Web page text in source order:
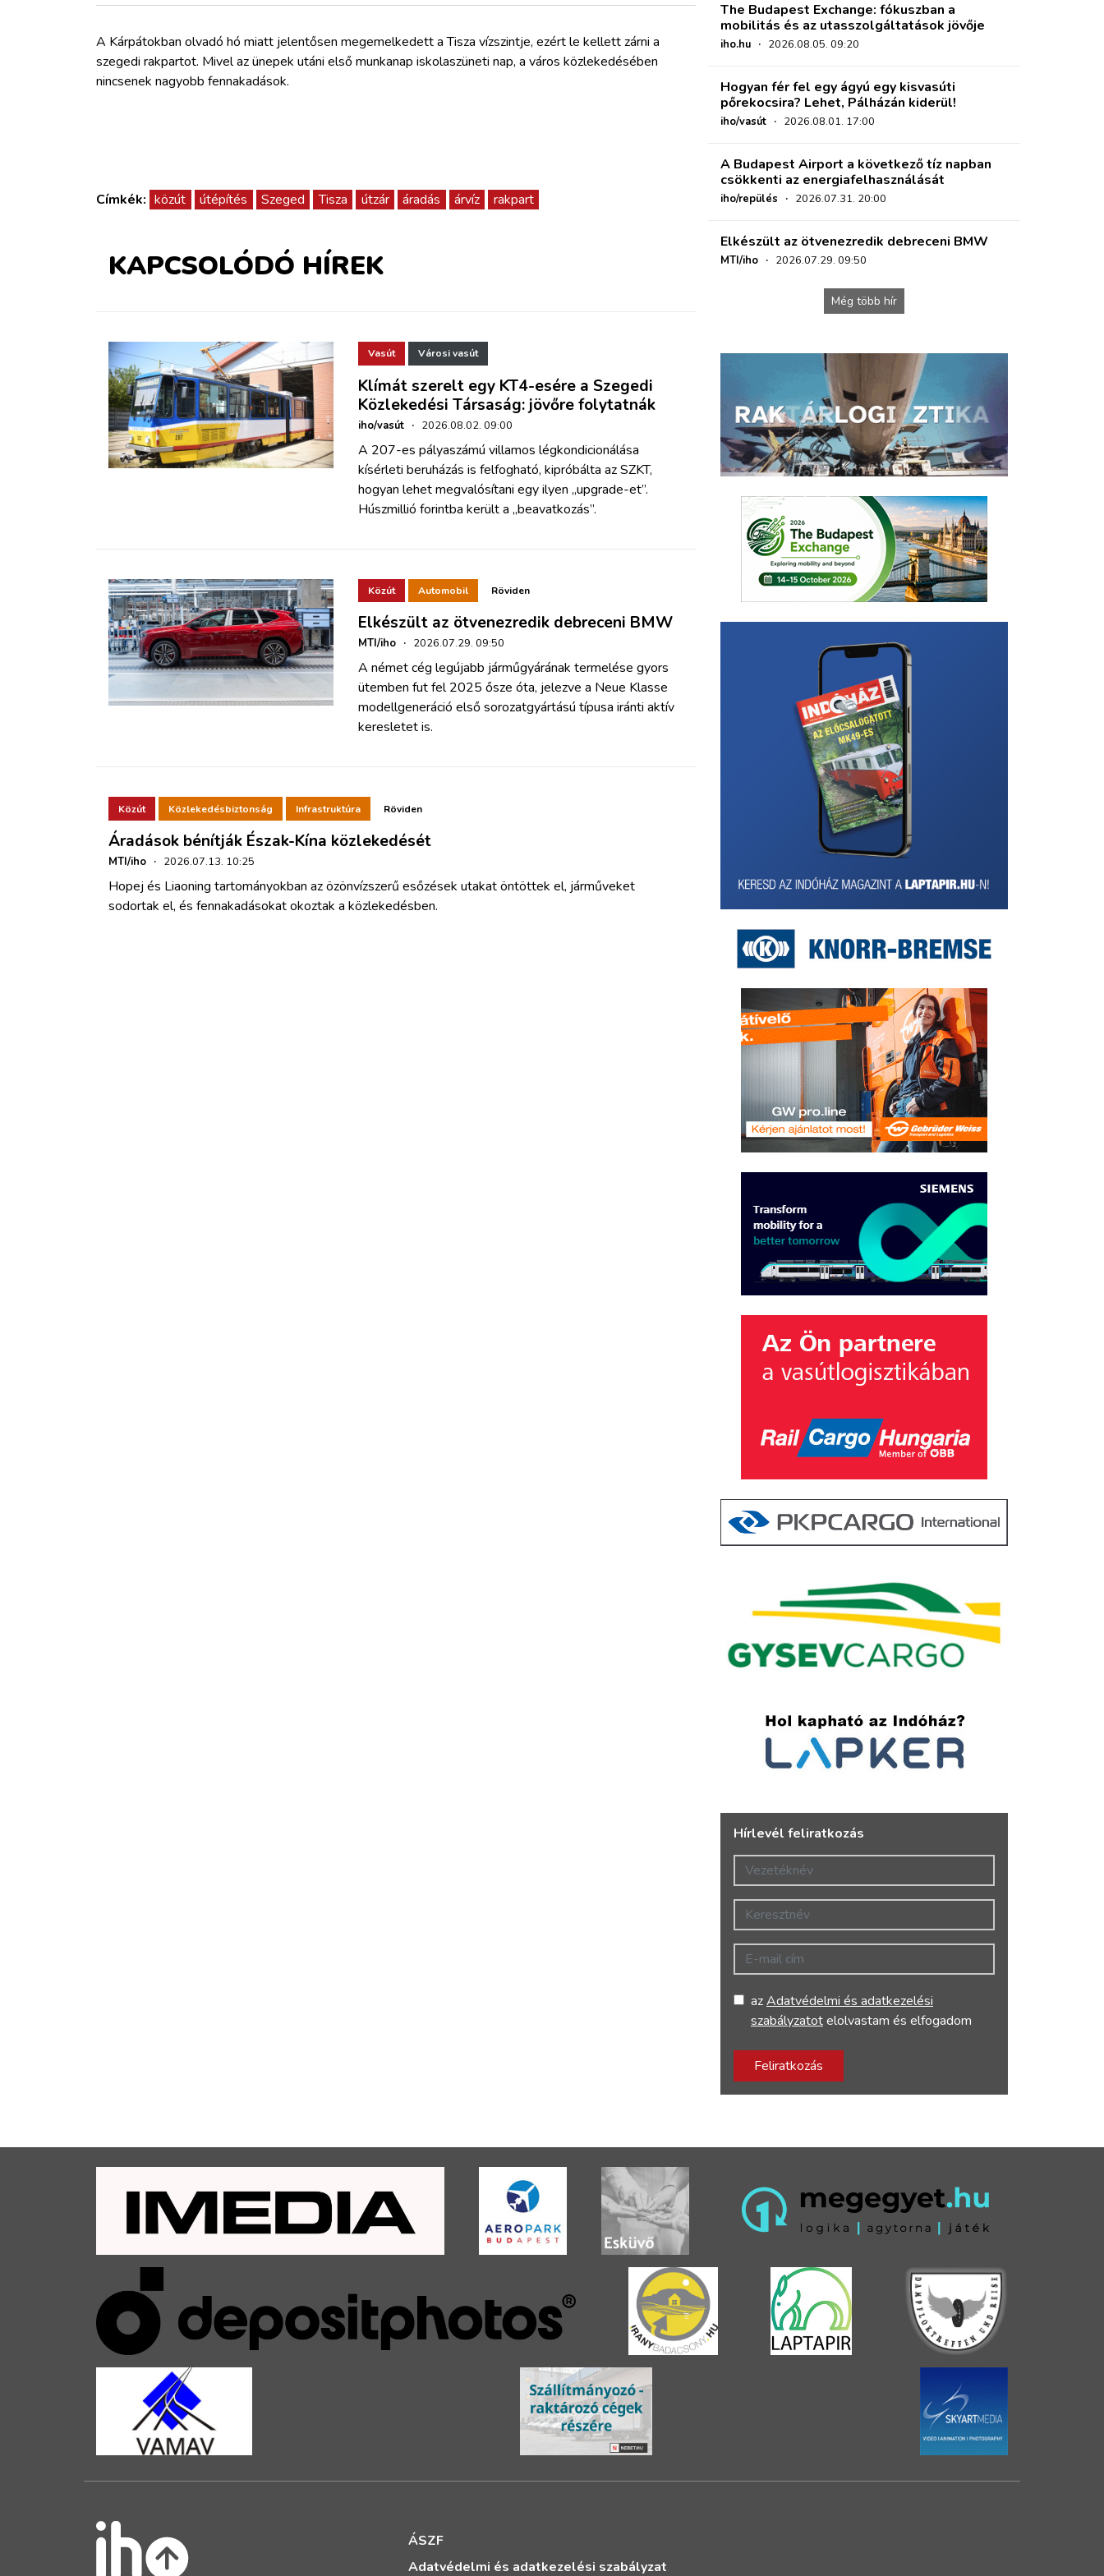
WEBSHOP
A Kárpátokban olvadó hó miatt jelentősen megemelkedett a Tisza vízszintje, ezért le kellett zárni a
szegedi rakpartot. Mivel az ünepek utáni első munkanap iskolaszüneti nap, a város közlekedésében
nincsenek nagyobb fennakadások.
Címkék: közút útépítés Szeged Tisza útzár áradás árvíz rakpart
KAPCSOLÓDÓ HÍREK
Vasút Városi vasút
Klímát szerelt egy KT4-esére a Szegedi
Közlekedési Társaság: jövőre folytatnák
iho/vasút · 2026.08.02. 09:00
A 207-es pályaszámú villamos légkondicionálása
kísérleti beruházás is felfogható, kipróbálta az SZKT,
hogyan lehet megvalósítani egy ilyen „upgrade-et”.
Húszmillió forintba került a „beavatkozás”.
Közút Automobil Röviden
Elkészült az ötvenezredik debreceni BMW
MTI/iho · 2026.07.29. 09:50
A német cég legújabb járműgyárának termelése gyors
ütemben fut fel 2025 ősze óta, jelezve a Neue Klasse
modellgeneráció első sorozatgyártású típusa iránti aktív
keresletet is.
Közút Közlekedésbiztonság Infrastruktúra Röviden
Áradások bénítják Észak-Kína közlekedését
MTI/iho · 2026.07.13. 10:25
Hopej és Liaoning tartományokban az özönvízszerű esőzések utakat öntöttek el, járműveket
sodortak el, és fennakadásokat okoztak a közlekedésben.
The Budapest Exchange: fókuszban a
mobilitás és az utasszolgáltatások jövője
iho.hu · 2026.08.05. 09:20
Hogyan fér fel egy ágyú egy kisvasúti
pőrekocsira? Lehet, Pálházán kiderül!
iho/vasút · 2026.08.01. 17:00
A Budapest Airport a következő tíz napban
csökkenti az energiafelhasználását
iho/repülés · 2026.07.31. 20:00
Elkészült az ötvenezredik debreceni BMW
MTI/iho · 2026.07.29. 09:50
Még több hír
Hírlevél feliratkozás
Vezetéknév
Keresztnév
E-mail cím
azAdatvédelmi és adatkezelési
szabályzatotelolvastam és elfogadom
Feliratkozás
ÁSZF
Adatvédelmi és adatkezelési szabályzat